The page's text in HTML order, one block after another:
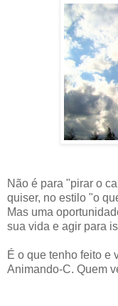
Não é para "pirar o
quiser, no estilo "o
Mas uma
sua vida e agir para
É o que tenho feito e
Animando-C. Quem